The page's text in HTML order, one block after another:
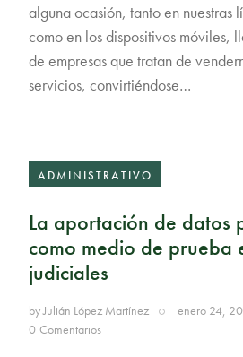
alguna ocasión, tanto en nuestras
como en los dispositivos móviles,
de empresas que tratan de
servicios, convirtiéndose…
ADMINISTRATIVO
La aportación de datos
como medio de prueba
judiciales
byJulián López Martínez enero 24,
0 Comentarios